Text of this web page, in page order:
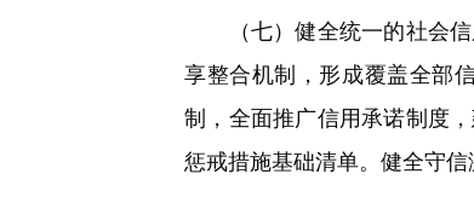
（七）健全统一的社会信
享整合机制，形成覆盖全部
制，全面推广信用承诺制度
惩戒措施基础清单。健全守